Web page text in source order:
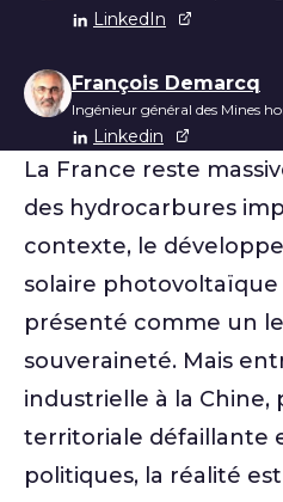
LinkedIn
François Demarcq
Ingénieur général des Mines
Linkedin
La France reste
des hydrocarbures
contexte, le
solaire
présenté comme un
souveraineté. Mais
industrielle à la Chine,
territoriale défaillante
politiques, la réalité